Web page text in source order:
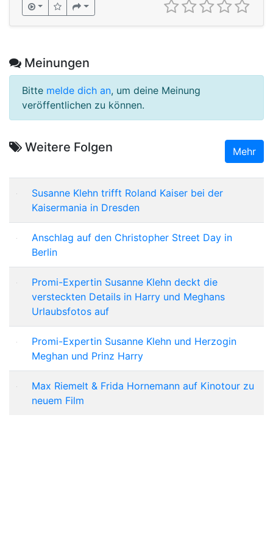
Meinungen
Bitte melde dich an, um deine Meinung
veröffentlichen zu können.
Weitere Folgen Mehr
Susanne Klehn trifft Roland Kaiser bei der
Kaisermania in Dresden
Anschlag auf den Christopher Street Day in
Berlin
Promi-Expertin Susanne Klehn deckt die
versteckten Details in Harry und Meghans
Urlaubsfotos auf
Promi-Expertin Susanne Klehn und Herzogin
Meghan und Prinz Harry
Max Riemelt & Frida Hornemann auf Kinotour zu
neuem Film